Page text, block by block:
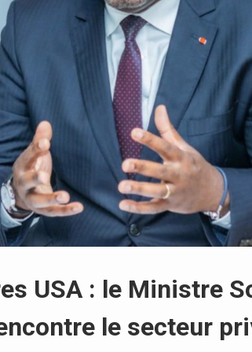
USA : le Ministre
le secteur